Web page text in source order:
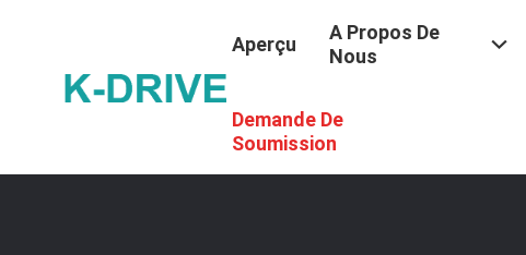
Aperçu
A Propos De
Nous
Demande De
Soumission